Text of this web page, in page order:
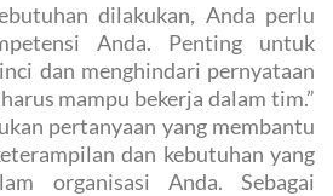
dilakukan, Anda perlu
Anda. Penting untuk
dan menghindari pernyataan
mampu bekerja dalam tim.”
pertanyaan yang membantu
dan kebutuhan yang
organisasi Anda. Sebagai